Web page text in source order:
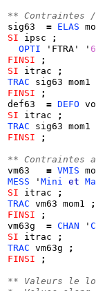
** Contraintes /
sig63 = ELAS
SI ipsc
;
OPTI 'FTRA' ' 6
FINSI
;
SI itrac
;
TRAC sig63 mom1
FINSI
;
def63 = DEFO
SI itrac
;
TRAC sig63
FINSI
;
** Contraintes
vm63 = VMIS
MESS ' Mini et
SI itrac
;
TRAC vm63 mom1
;
FINSI
;
vm63g = CHAN '
SI itrac
;
TRAC vm63g
;
FINSI
;
** Valeurs le